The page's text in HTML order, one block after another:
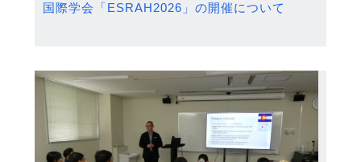
国際学会「ESRAH2026」の開催について